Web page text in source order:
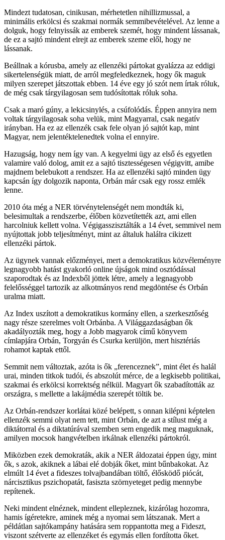
Mindezt tudatosan, cinikusan, mérhetetlen nihillizmussal, a
minimális erkölcsi és szakmai normák semmibevételével. Az lenne a
dolguk, hogy felnyissák az emberek szemét, hogy mindent lássanak,
de ez a sajtó mindent elrejt az emberek szeme elől, hogy ne
lássanak.
Beállnak a kórusba, amely az ellenzéki pártokat gyalázza az eddigi
sikertelenségük miatt, de arról megfeledkeznek, hogy ők maguk
milyen szerepet játszottak ebben. 14 éve egy jó szót nem írtak róluk,
de még csak tárgyilagosan sem tudósítottak róluk soha.
Csak a maró gúny, a lekicsinylés, a csúfolódás. Éppen annyira nem
voltak tárgyilagosak soha velük, mint Magyarral, csak negatív
irányban. Ha ez az ellenzék csak fele olyan jó sajtót kap, mint
Magyar, nem jelentéktelenedtek volna el ennyire.
Hazugság, hogy nem így van. A kegyelmi ügy az első és egyetlen
valamire való dolog, amit ez a sajtó tisztességesen végigvitt, amibe
majdnem belebukott a rendszer. Ha az ellenzéki sajtó minden ügy
kapcsán így dolgozik naponta, Orbán már csak egy rossz emlék
lenne.
2010 óta még a NER törvénytelenségét nem mondták ki,
belesimultak a rendszerbe, élőben közvetítették azt, ami ellen
harcolniuk kellett volna. Végigasszisztálták a 14 évet, semmivel nem
nyújtottak jobb teljesítményt, mint az általuk halálra cikizett
ellenzéki pártok.
Az ügynek vannak előzményei, mert a demokratikus közvéleményre
legnagyobb hatást gyakorló online újságok mind osztódással
szaporodtak és az Indexből jöttek létre, amely a legnagyobb
felelősséggel tartozik az alkotmányos rend megdöntése és Orbán
uralma miatt.
Az Index uszított a demokratikus kormány ellen, a szerkesztőség
nagy része szerelmes volt Orbánba. A Világgazdaságban ők
akadályozták meg, hogy a Jobb magyarok című könyvem
címlapjára Orbán, Torgyán és Csurka kerüljön, mert hisztériás
rohamot kaptak ettől.
Semmit nem változtak, azóta is ők „ferenceznek”, mint élet és halál
urai, minden titkok tudói, és abszolút mérce, de a legkisebb politikai,
szakmai és erkölcsi korrektség nélkül. Magyart ők szabadították az
országra, s mellette a lakájmédia szerepét töltik be.
Az Orbán-rendszer korlátai közé belépett, s onnan kilépni képtelen
ellenzék semmi olyat nem tett, mint Orbán, de azt a stílust még a
diktátorral és a diktatúrával szemben sem engedik meg maguknak,
amilyen mocsok hangvételben irkálnak ellenzéki pártokról.
Miközben ezek demokraták, akik a NER áldozatai éppen úgy, mint
ők, s azok, akiknek a lábai elé dobják őket, mint bűnbakokat. Az
elmúlt 14 évet a fideszes tolvajbandában töltő, élősködő piócát,
nárcisztikus pszichopatát, fasiszta szörnyeteget pedig mennybe
repítenek.
Neki mindent elnéznek, mindent ellepleznek, kizárólag hozomra,
hamis ígéretekre, aminek még a nyomai sem látszanak. Mert a
példátlan sajtókampány hatására sem roppantotta meg a Fideszt,
viszont szétverte az ellenzéket és egymás ellen fordította őket.